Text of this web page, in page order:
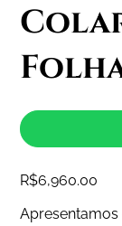
Price
R$6,960.00
Apresentamos